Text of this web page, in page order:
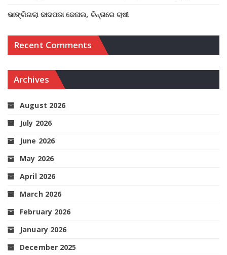
ଭାଙ୍ଗିଗଲା କାଦପଡା କେନାଲ, ଚିନ୍ତାରେ ଚାଷୀ
Recent Comments
Archives
August 2026
July 2026
June 2026
May 2026
April 2026
March 2026
February 2026
January 2026
December 2025